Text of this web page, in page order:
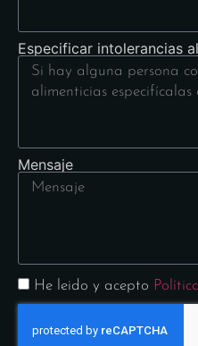
Especificar intolerancias
Mensaje
He leido y acepto